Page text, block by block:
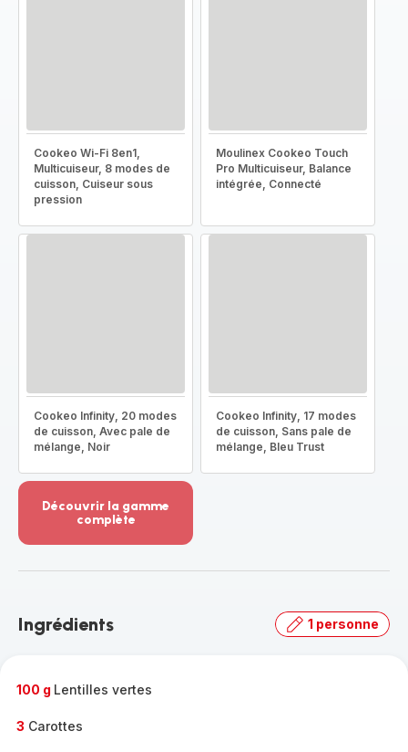
Cookeo Wi-Fi 8en1,
Multicuiseur, 8 modes de
cuisson, Cuiseur sous
pression
Moulinex Cookeo Touch
Pro Multicuiseur, Balance
intégrée, Connecté
Cookeo Infinity, 20 modes
de cuisson, Avec pale de
mélange, Noir
Cookeo Infinity, 17 modes
de cuisson, Sans pale de
mélange, Bleu Trust
Découvrir la gamme
complète
-
gamme
Ingrédients 1 personne
100 g Lentilles vertes
3 Carottes